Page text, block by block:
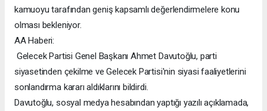
kamuoyu tarafından geniş kapsamlı değerlendirmelere konu
olması bekleniyor.
AA Haberi:
Gelecek Partisi Genel Başkanı Ahmet Davutoğlu, parti
siyasetinden çekilme ve Gelecek Partisi'nin siyasi faaliyetlerini
sonlandırma kararı aldıklarını bildirdi.
Davutoğlu, sosyal medya hesabından yaptığı yazılı açıklamada,